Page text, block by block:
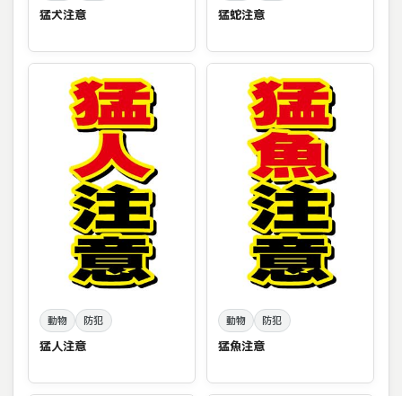
猛犬注意 猛蛇注意
動物 防犯
猛人注意
動物 防犯
猛魚注意